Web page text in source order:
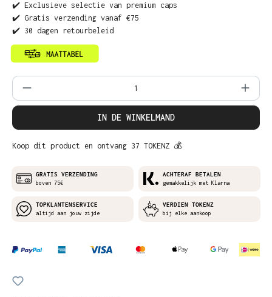
✔️ Exclusieve selectie van premium caps
✔️ Gratis verzending vanaf €75
✔️ 30 dagen retourbeleid
Producthoeveelheid: Voer de gewenste
IN DE WINKELMAND
Koop dit product en ontvang 37 TOKENZ 💰
GRATIS VERZENDING
boven 75€
ACHTERAF BETALEN
gemakkelijk met Klarna
TOPKLANTENSERVICE
altijd aan jouw zijde
VERDIEN TOKENZ
bij elke aankoop